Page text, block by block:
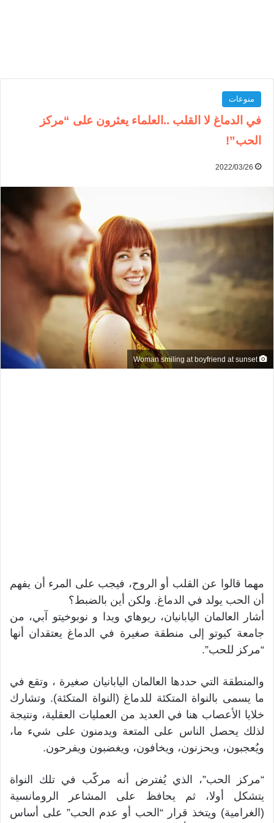
منوعات
في الدماغ لا القلب ..العلماء يعثرون على “مركز
الحب”!
2022/03/26
Woman smiling at boyfriend at sunset
مهما قالوا عن القلب أو الروح، فيجب على المرء أن يفهم
أن الحب يولد في الدماغ. ولكن أين بالضبط؟
أشار العالمان اليابانيان، ريوهاي ويدا و نوبوخيتو آبي، من
جامعة كيوتو إلى منطقة صغيرة في الدماغ يعتقدان أنها
“مركز للحب”.
والمنطقة التي حددها العالمان اليابانيان صغيرة ، وتقع في
ما يسمى بالنواة المتكئة للدماغ (النواة المتكئة). وتشارك
خلايا الأعصاب هنا في العديد من العمليات العقلية، ونتيجة
لذلك يحصل الناس على المتعة ويدمنون على شيء ما،
ويُعجبون، ويحزنون، ويخافون، ويغضبون ويفرحون.
“مركز الحب”، الذي يُفترض أنه مركّب في تلك النواة
يتشكل أولا، ثم يحافظ على المشاعر الرومانسية
(الغرامية) ويتخذ قرار “الحب أو عدم الحب” على أساس